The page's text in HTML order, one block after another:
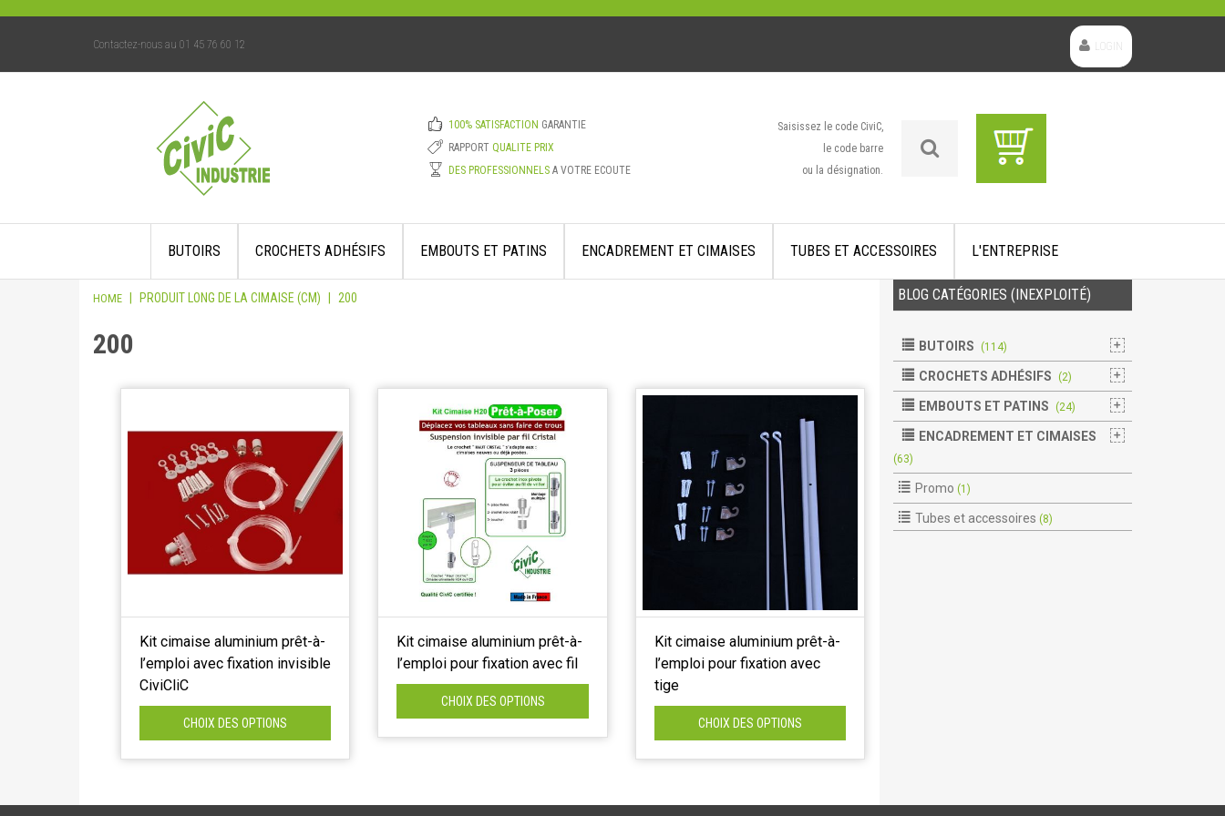
Contactez-nous au 01 45 76 60 12
100% SATISFACTION GARANTIE
RAPPORT QUALITE PRIX
DES PROFESSIONNELSA VOTRE ECOUTE
Saisissez le code CiviC,
le code barre
ou la désignation.
content
BUTOIRS CROCHETS ADHÉSIFS EMBOUTS ET PATINS ENCADREMENT ET CIMAISES TUBES ET ACCESSOIRES L'ENTREPRISE
HOME PRODUIT LONG DE LA CIMAISE (CM) 200
200
Kit cimaise aluminium prêt-à-
l’emploi avec fixation invisible
CiviCliC
CHOIX DES OPTIONS
Kit cimaise aluminium prêt-à-
l’emploi pour fixation avec fil
CHOIX DES OPTIONS
Kit cimaise aluminium prêt-à-
l’emploi pour fixation avec
tige
CHOIX DES OPTIONS
BLOG CATÉGORIES (INEXPLOITÉ)
BUTOIRS (114)
CROCHETS ADHÉSIFS (2)
EMBOUTS ET PATINS (24)
ENCADREMENT ET CIMAISES
(63)
Promo (1)
Tubes et accessoires (8)